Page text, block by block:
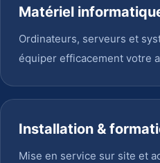
Matériel
Ordinateurs, serveurs et
équiper efficacement votre
Installation &
Mise en service sur site et